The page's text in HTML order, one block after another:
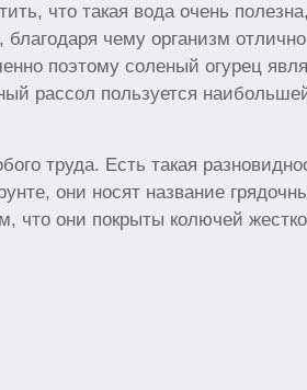
что такая вода очень
чему организм
поэтому соленый огурец
рассол пользуется
труда. Есть такая
они носят название
что они покрыты колючей